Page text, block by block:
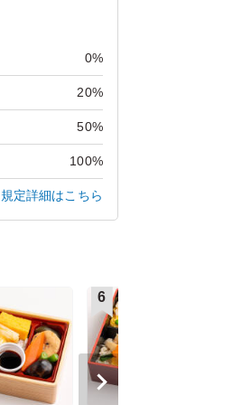
0%
20%
50%
100%
規定詳細はこちら
6